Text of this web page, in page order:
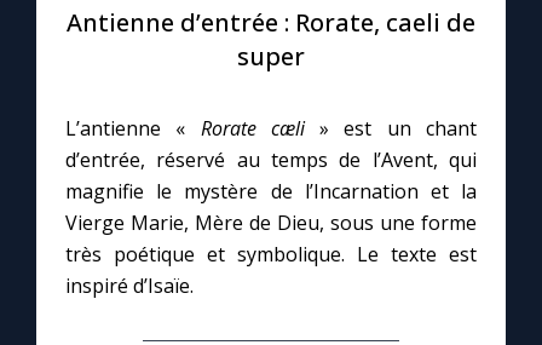
La vidéo de la semaine
Le magazine
Le site internet
Questions-réponses
Antienne d’entrée : Rorate, caeli de
super
L’antienne « Rorate cæli» est un chant
d’entrée, réservé au temps de l’Avent, qui
magnifie le mystère de l’Incarnation et la
Vierge Marie, Mère de Dieu, sous une forme
très poétique et symbolique. Le texte est
inspiré d’Isaïe.